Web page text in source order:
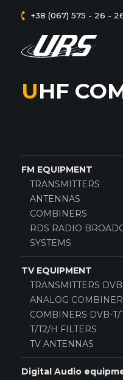
+38 (067) 575 - 26 -
UHF
FM EQUIPMENT
TRANSMITTERS
ANTENNAS
COMBINERS
RDS RADIO
SYSTEMS
TV EQUIPMENT
TRANSMITTERS
ANALOG
COMBINERS DVB-T/
T/T2/H FILTERS
TV ANTENNAS
Digital Audio